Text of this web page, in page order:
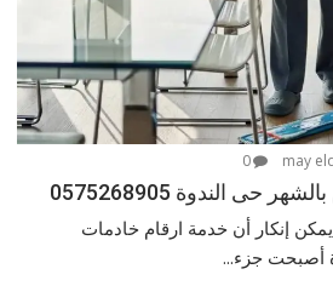
0
حى الندوة 0575268905
إنكار أن خدمة ارقام خادمات
أصبحت جزء...